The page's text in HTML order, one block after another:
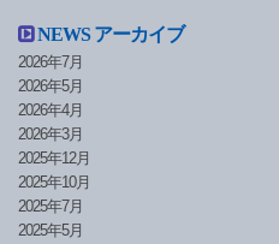
NEWS アーカイブ
2026年7月
2026年5月
2026年4月
2026年3月
2025年12月
2025年10月
2025年7月
2025年5月